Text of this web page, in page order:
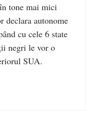
tone mai mici
declara autonome
cu cele 6 state
negri le vor o
SUA.